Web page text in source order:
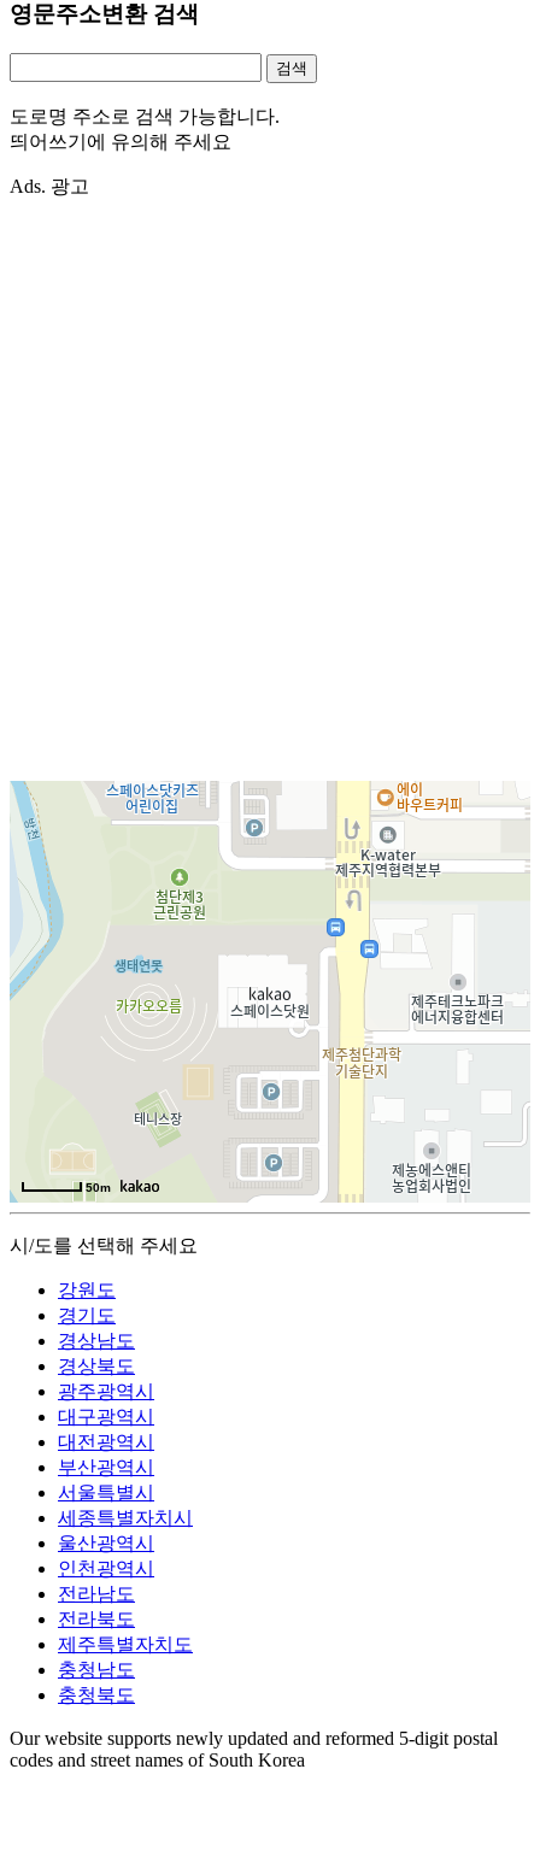
영문주소변환 검색
도로명 주소로 검색 가능합니다.
띄어쓰기에 유의해 주세요
Ads. 광고
50m
시/도를 선택해 주세요
강원도
경기도
경상남도
경상북도
광주광역시
대구광역시
대전광역시
부산광역시
서울특별시
세종특별자치시
울산광역시
인천광역시
전라남도
전라북도
제주특별자치도
충청남도
충청북도
Our website supports newly updated and reformed 5-digit postal
codes and street names of South Korea